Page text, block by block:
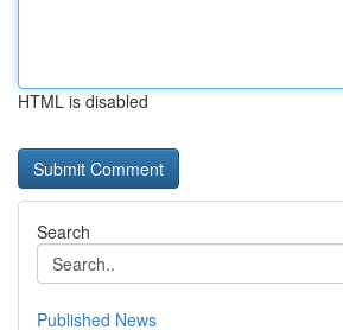
HTML is disabled
Search
Published News